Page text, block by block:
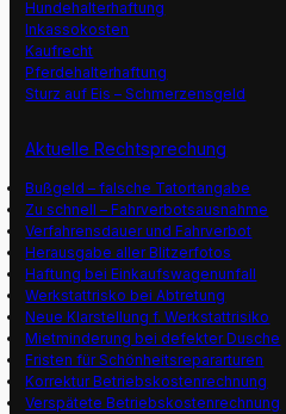
Hundehalterhaftung
Inkassokosten
Kaufrecht
Pferdehalterhaftung
Sturz auf Eis – Schmerzensgeld
Aktuelle Rechtsprechung
Bußgeld – falsche Tatortangabe
Zu schnell – Fahrverbotsausnahme
Verfahrensdauer und Fahrverbot
Herausgabe aller Blitzerfotos
Haftung bei Einkaufswagenunfall
Werkstattrisko bei Abtretung
Neue Klarstellung f. Werkstattrisiko
Mietminderung bei defekter Dusche
Fristen für Schönheitsrepararturen
Korrektur Betriebskostenrechnung
Verspätete Betriebskostenrechnung